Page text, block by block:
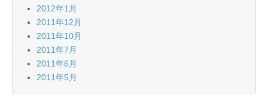
2012年1月
2011年12月
2011年10月
2011年7月
2011年6月
2011年5月